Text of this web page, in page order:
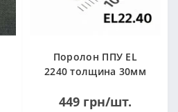
Поролон ППУ EL
2240 толщина 30мм
(1000x2000мм)
449 грн/шт.